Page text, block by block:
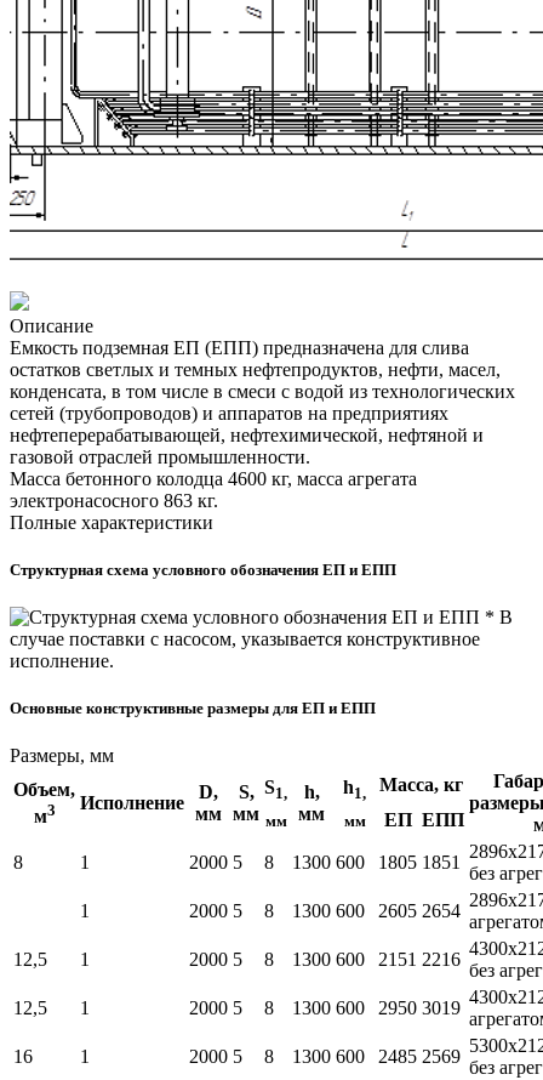
Описание
Емкость подземная ЕП (ЕПП) предназначена для слива
остатков светлых и темных нефтепродуктов, нефти, масел,
конденсата, в том числе в смеси с водой из технологических
сетей (трубопроводов) и аппаратов на предприятиях
нефтеперерабатывающей, нефтехимической, нефтяной и
газовой отраслей промышленности.
Масса бетонного колодца 4600 кг, масса агрегата
электронасосного 863 кг.
Полные характеристики
Структурная схема условного обозначения ЕП и ЕПП
* В
случае поставки с насосом, указывается конструктивное
исполнение.
Основные конструктивные размеры для ЕП и ЕПП
Размеры, мм
Объем,
м3 Исполнение
D,
мм
S,
мм
S1,
мм
h,
мм
h1,
мм
Масса, кг
ЕП ЕПП
8 1 2000 5 8 1300 600 1805 1851
без
1
2000 5 8 1300 600 2605 2654
12,5
1 2000 5 8 1300 600 2151 2216
без
12,5
1 2000 5 8 1300 600 2950 3019
16
1 2000 5 8 1300 600 2485 2569
без